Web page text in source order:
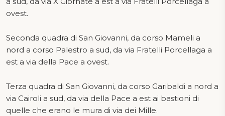
ovest.
Seconda quadra di San Giovanni, da corso Mameli a
nord a corso Palestro a sud, da via Fratelli Porcellaga a
est a via della Pace a ovest.
Terza quadra di San Giovanni, da corso Garibaldi a nord a
via Cairoli a sud, da via della Pace a est ai bastioni di
quelle che erano le mura di via dei Mille.